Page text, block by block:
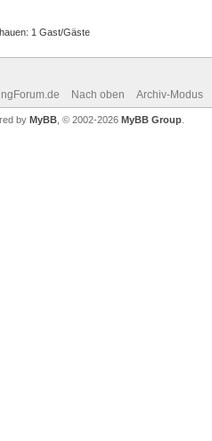
1 Gast/Gäste
Nach oben Archiv-Modus
by MyBB , © 2002-2026 MyBB Group